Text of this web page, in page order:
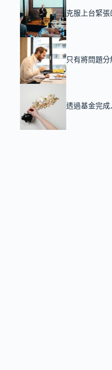
克服上台緊張
只有將問題分
透過基金完